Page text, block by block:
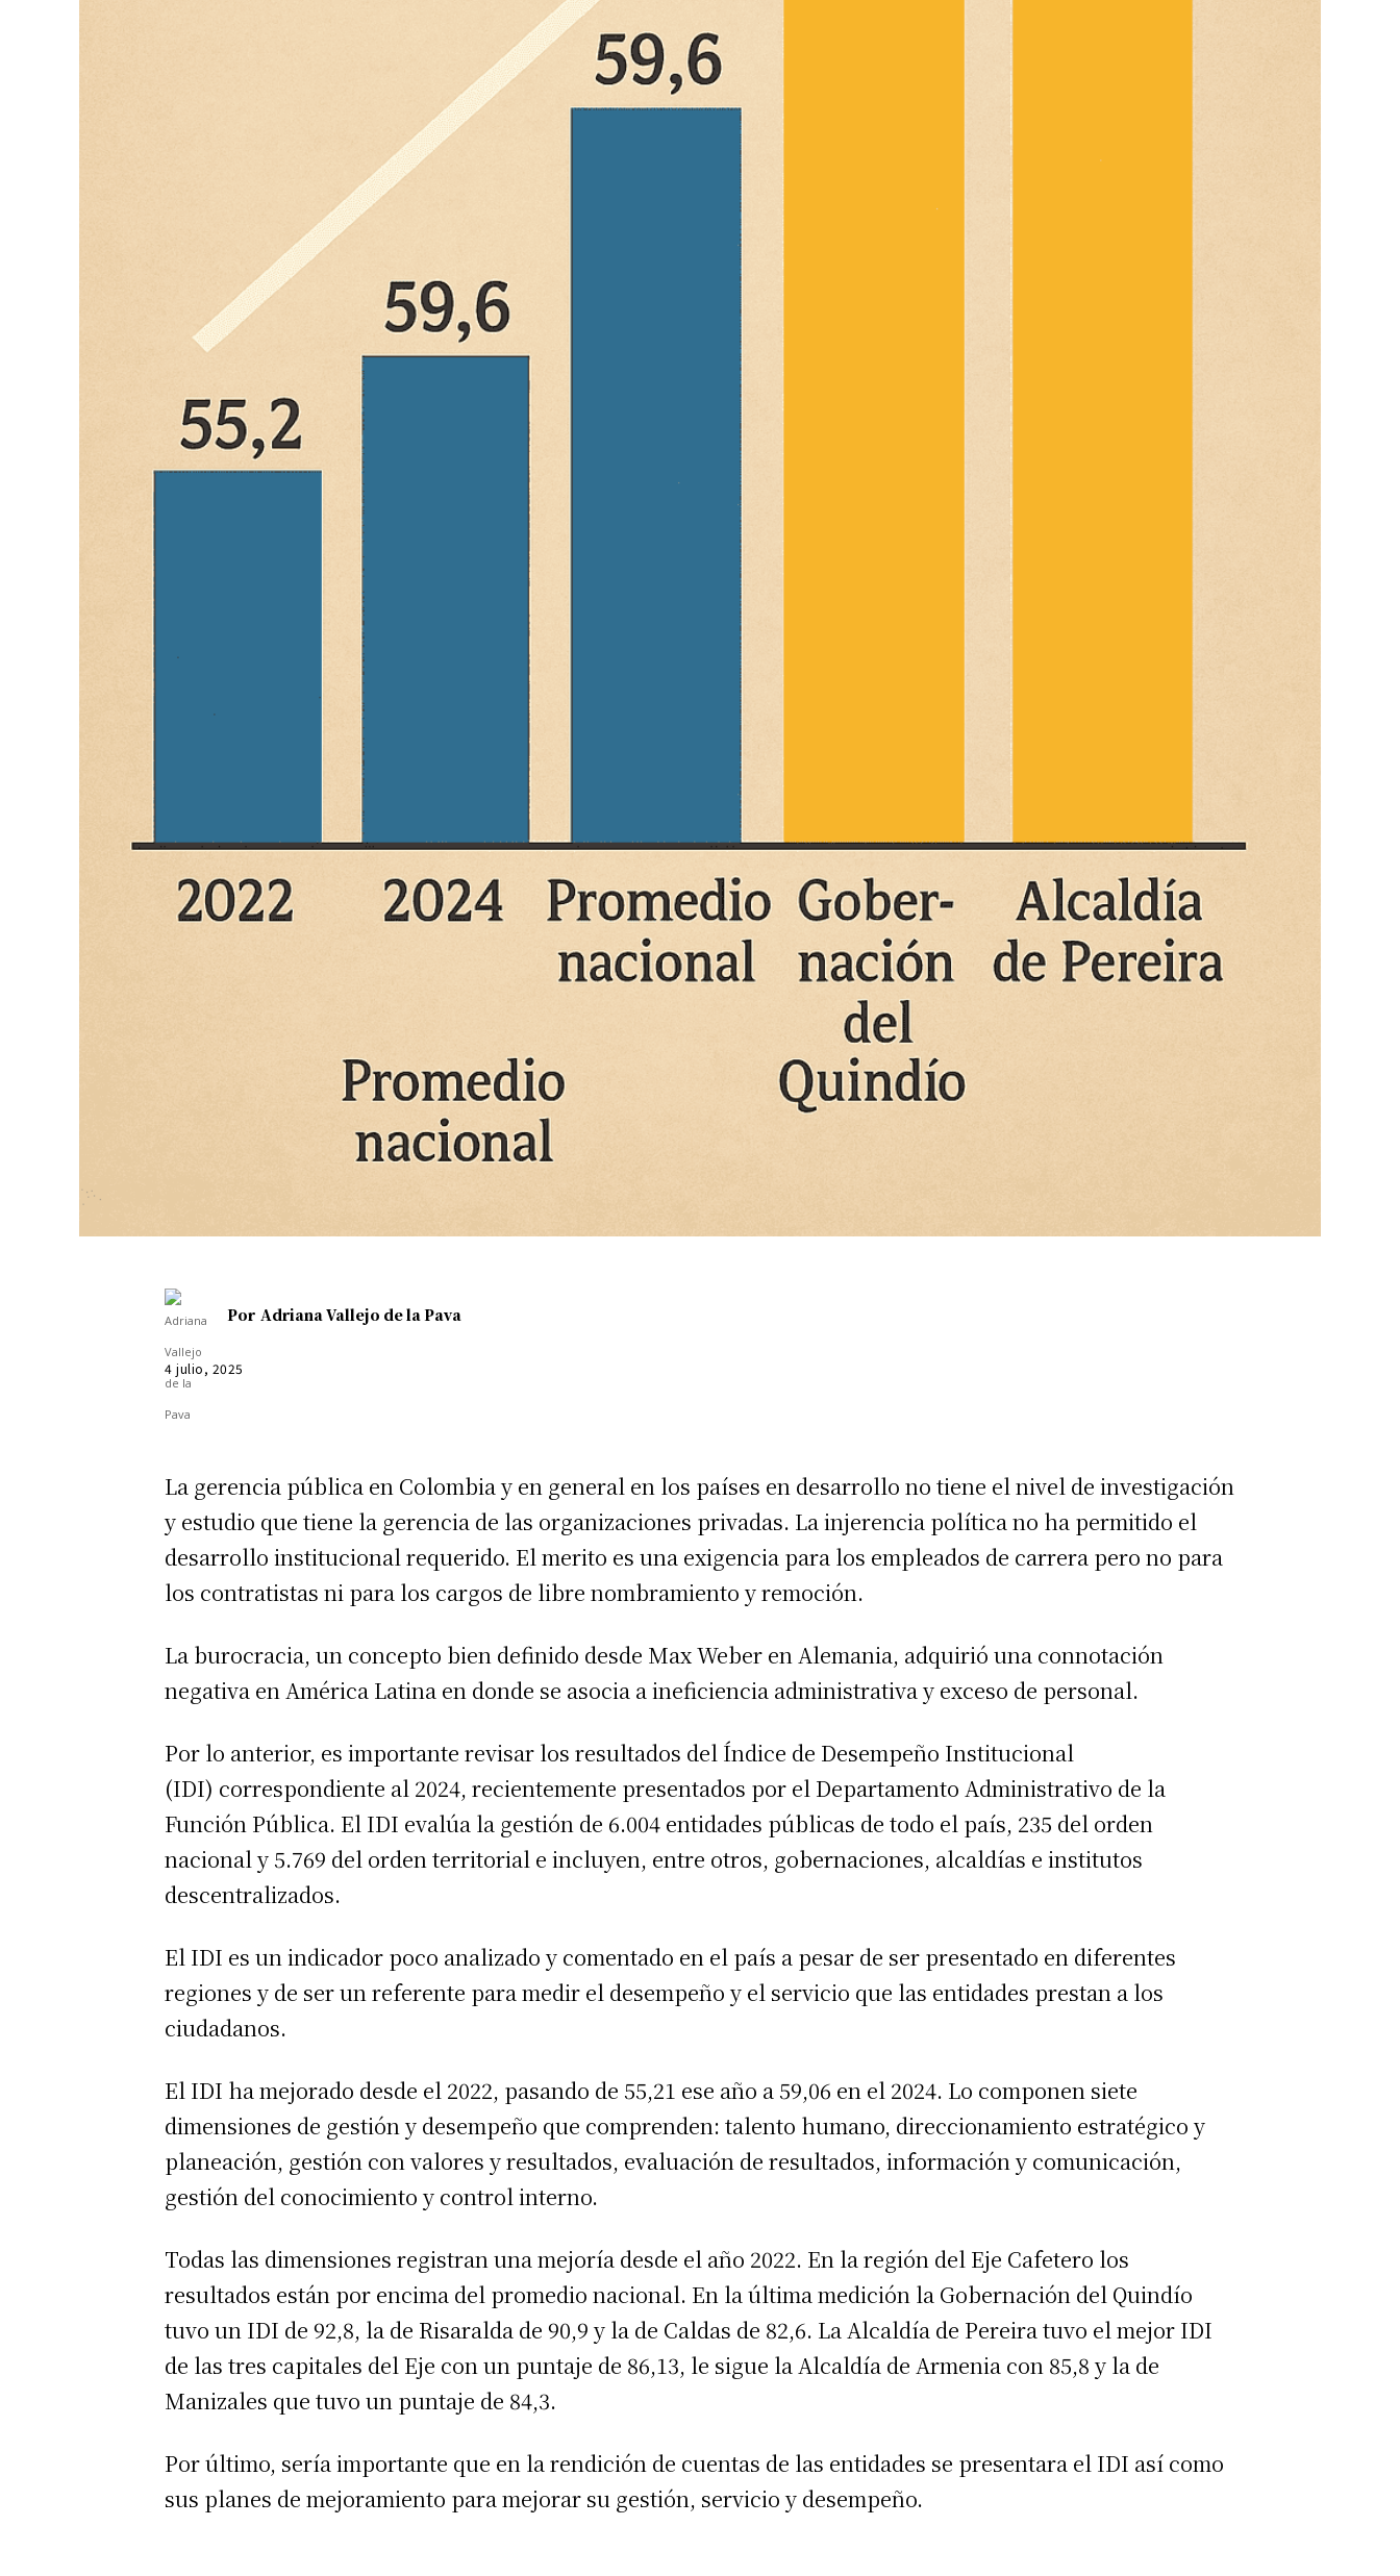
Por Adriana Vallejo de la Pava
4 julio, 2025
La gerencia pública en Colombia y en general en los países en desarrollo no tiene el nivel de investigación
y estudio que tiene la gerencia de las organizaciones privadas. La injerencia política no ha permitido el
desarrollo institucional requerido. El merito es una exigencia para los empleados de carrera pero no para
los contratistas ni para los cargos de libre nombramiento y remoción.
La burocracia, un concepto bien definido desde Max Weber en Alemania, adquirió una connotación
negativa en América Latina en donde se asocia a ineficiencia administrativa y exceso de personal.
Por lo anterior, es importante revisar los resultados del Índice de Desempeño Institucional
(IDI) correspondiente al 2024, recientemente presentados por el Departamento Administrativo de la
Función Pública. El IDI evalúa la gestión de 6.004 entidades públicas de todo el país, 235 del orden
nacional y 5.769 del orden territorial e incluyen, entre otros, gobernaciones, alcaldías e institutos
descentralizados.
El IDI es un indicador poco analizado y comentado en el país a pesar de ser presentado en diferentes
regiones y de ser un referente para medir el desempeño y el servicio que las entidades prestan a los
ciudadanos.
El IDI ha mejorado desde el 2022, pasando de 55,21 ese año a 59,06 en el 2024. Lo componen siete
dimensiones de gestión y desempeño que comprenden: talento humano, direccionamiento estratégico y
planeación, gestión con valores y resultados, evaluación de resultados, información y comunicación,
gestión del conocimiento y control interno.
Todas las dimensiones registran una mejoría desde el año 2022. En la región del Eje Cafetero los
resultados están por encima del promedio nacional. En la última medición la Gobernación del Quindío
tuvo un IDI de 92,8, la de Risaralda de 90,9 y la de Caldas de 82,6. La Alcaldía de Pereira tuvo el mejor IDI
de las tres capitales del Eje con un puntaje de 86,13, le sigue la Alcaldía de Armenia con 85,8 y la de
Manizales que tuvo un puntaje de 84,3.
Por último, sería importante que en la rendición de cuentas de las entidades se presentara el IDI así como
sus planes de mejoramiento para mejorar su gestión, servicio y desempeño.